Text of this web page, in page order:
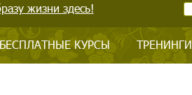
жизни здесь!
БЕСПЛАТНЫЕ КУРСЫ ТРЕНИНГИ